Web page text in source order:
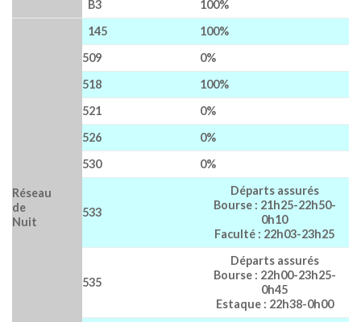
B3 100%
Réseau
de
Nuit
145
100%
509
0%
518
100%
521
0%
526
0%
530
0%
533
Départs assurés
Bourse : 21h25-22h50-
0h10
Faculté : 22h03-23h25
535
Départs assurés
Bourse : 22h00-23h25-
0h45
Estaque : 22h38-0h00